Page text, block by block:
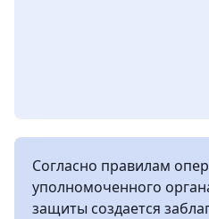
Согласно правилам
уполномоченного
защиты создается